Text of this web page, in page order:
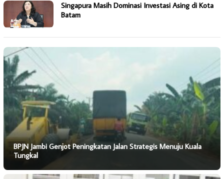
Singapura Masih Dominasi Investasi Asing di Kota
Batam
BPJN Jambi Genjot Peningkatan Jalan Strategis Menuju Kuala
Tungkal